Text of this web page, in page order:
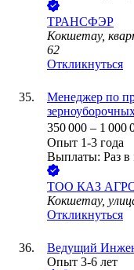
ТРАНСФЭР
Кокшетау,
62
Откликнуться
Менеджер по
350 000 – 1 000
Опыт 1-3 года
Выплаты: Раз в
ТОО КАЗ
Кокшетау,
Откликнуться
Ведущий
Опыт 3-6 лет